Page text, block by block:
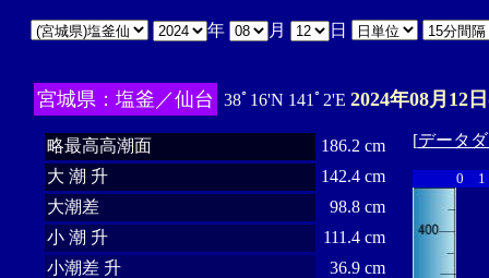
年 月 日
宮城県：塩釜／仙台 38ﾟ16'N 141ﾟ2'E 2024年08月12
略最高高潮面
186.2 cm
大 潮 升
142.4 cm
大潮差
98.8 cm
小 潮 升
111.4 cm
小潮差 升
36.9 cm
[データ
0 1